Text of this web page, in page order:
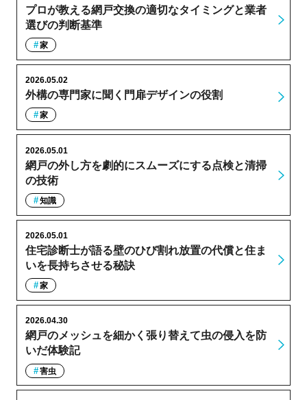
プロが教える網戸交換の適切なタイミングと業者
選びの判断基準
家
外構の専門家に聞く門扉デザインの役割
2026.05.02
家
網戸の外し方を劇的にスムーズにする点検と清掃
の技術
2026.05.01
知識
住宅診断士が語る壁のひび割れ放置の代償と住ま
いを長持ちさせる秘訣
2026.05.01
家
網戸のメッシュを細かく張り替えて虫の侵入を防
いだ体験記
2026.04.30
害虫